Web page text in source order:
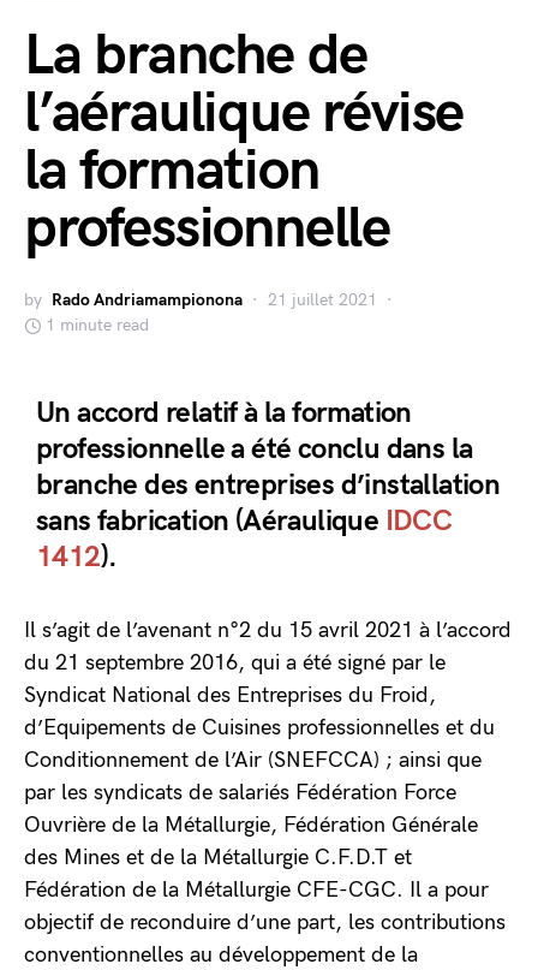
La branche de
l’aéraulique révise
la formation
professionnelle
by Rado Andriamampionona
21 juillet 2021
1 minute read
Un accord relatif à la formation
professionnelle a été conclu dans la
branche des entreprises d’installation
sans fabrication (Aéraulique IDCC
1412).
Il s’agit de l’avenant n°2 du 15 avril 2021 à l’accord
du 21 septembre 2016, qui a été signé par le
Syndicat National des Entreprises du Froid,
d’Equipements de Cuisines professionnelles et du
Conditionnement de l’Air (SNEFCCA) ; ainsi que
par les syndicats de salariés Fédération Force
Ouvrière de la Métallurgie, Fédération Générale
des Mines et de la Métallurgie C.F.D.T et
Fédération de la Métallurgie CFE-CGC. Il a pour
objectif de reconduire d’une part, les contributions
conventionnelles au développement de la